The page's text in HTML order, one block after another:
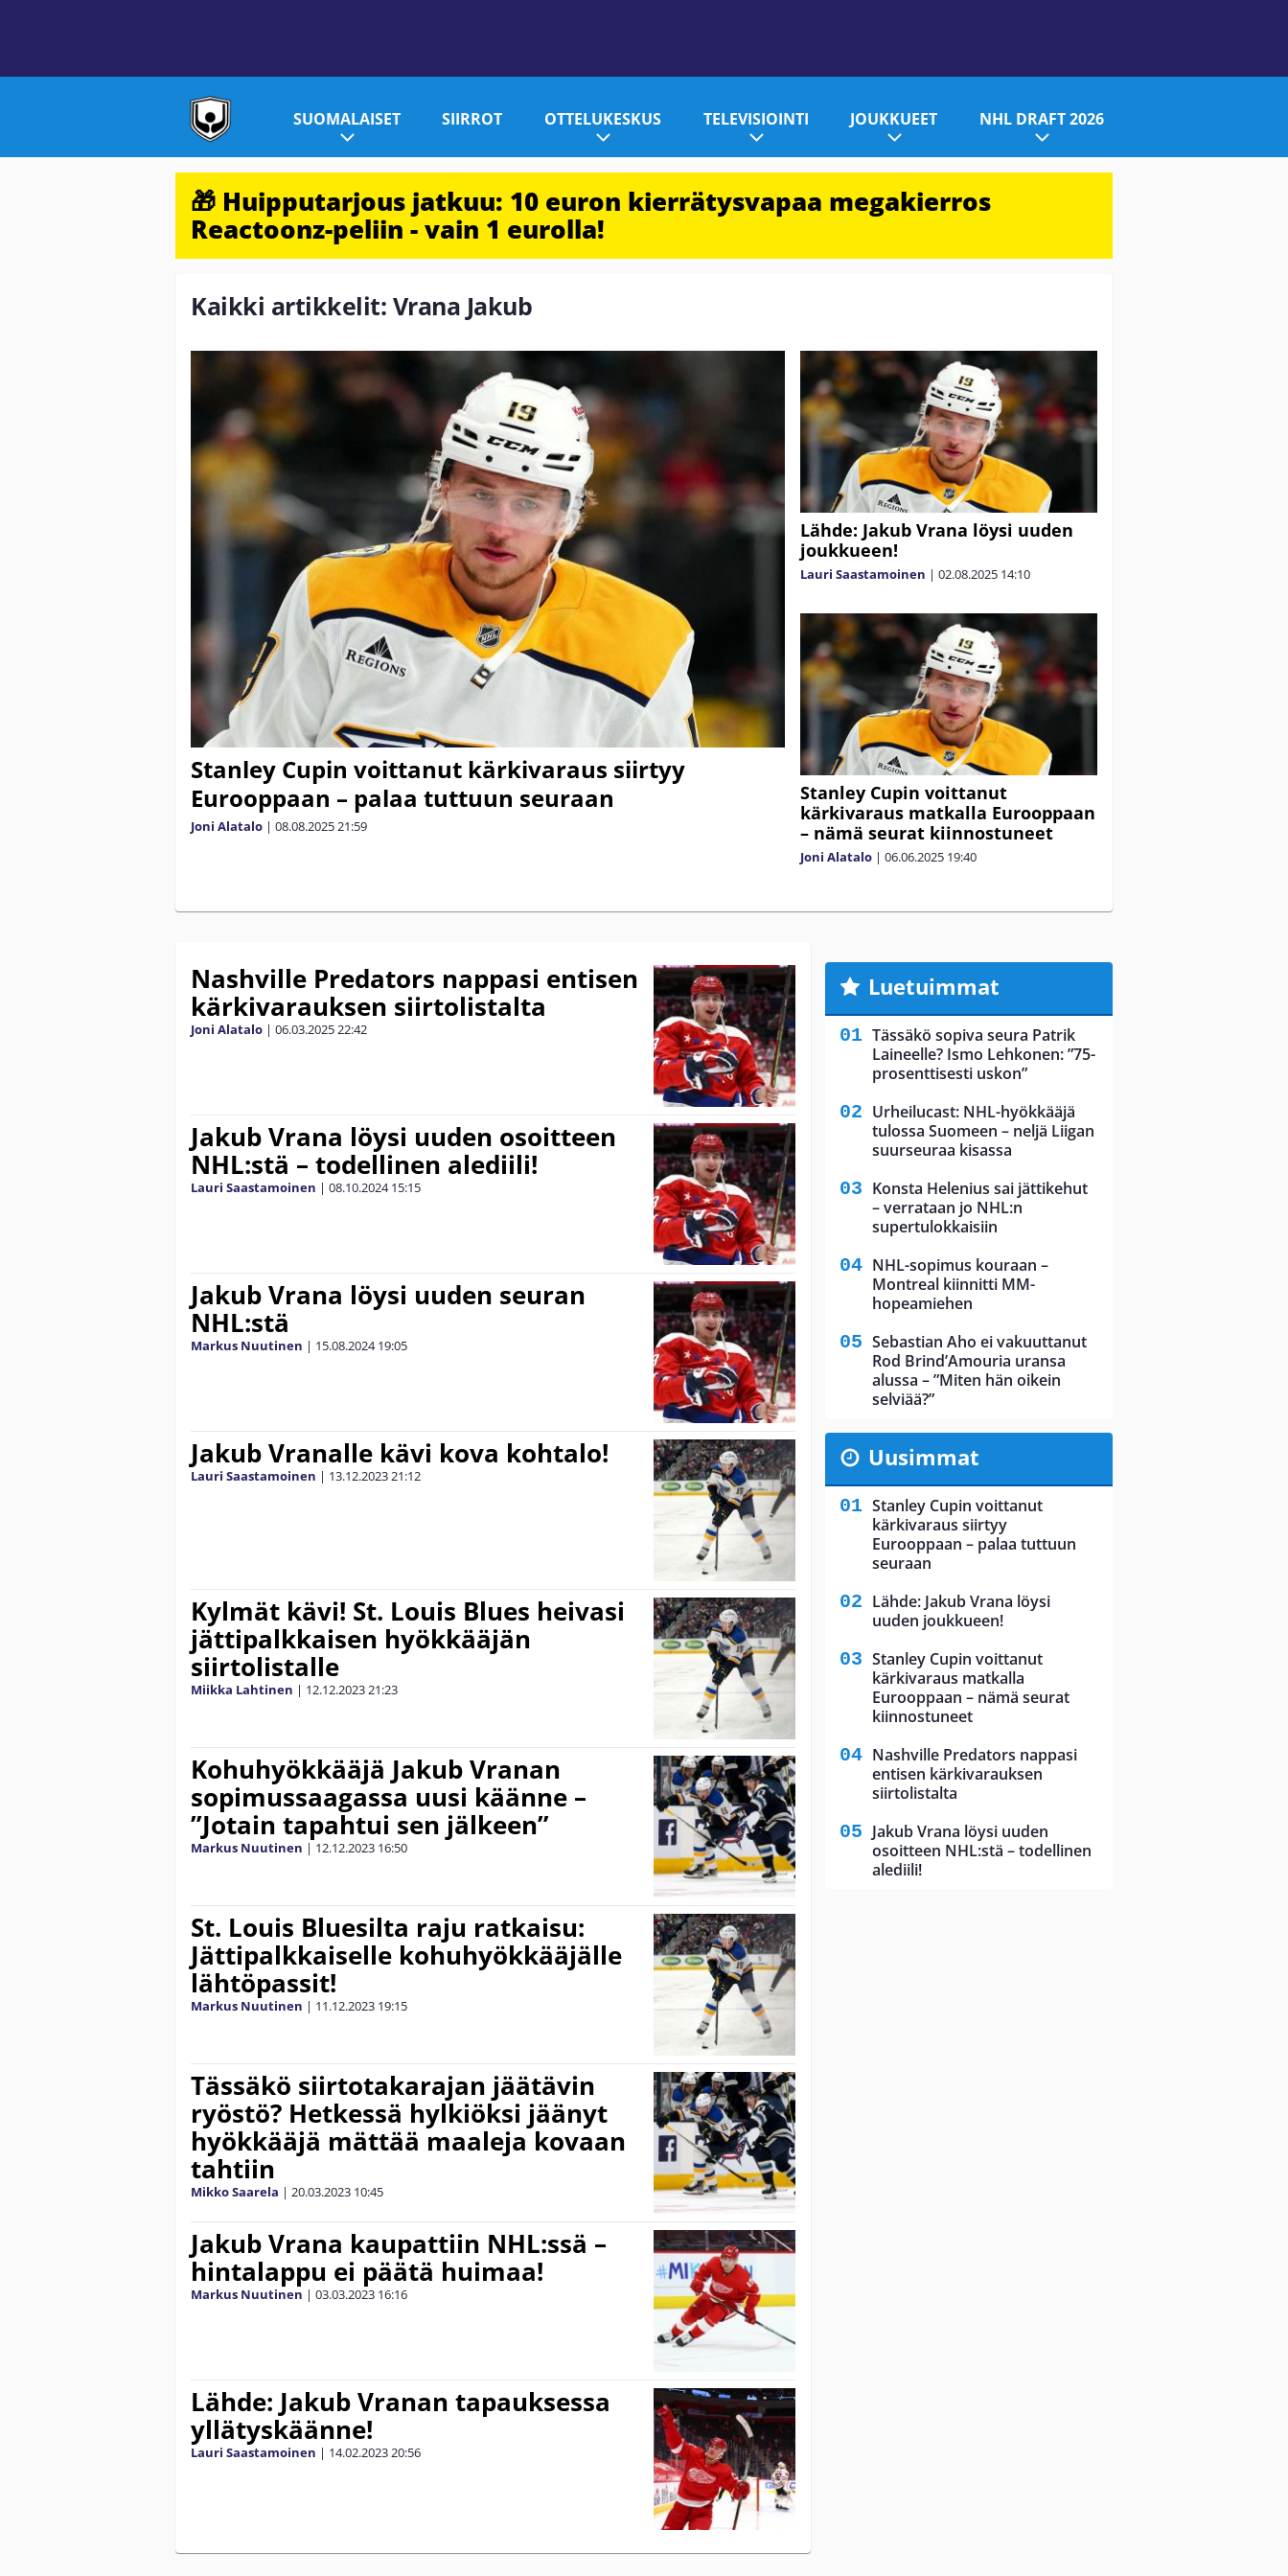
SUOMALAISET SIIRROT OTTELUKESKUS TELEVISIOINTI JOUKKUEET NHL DRAFT 2026
🎁 Huipputarjous jatkuu: 10 euron kierrätysvapaa megakierros
Reactoonz-peliin - vain 1 eurolla!
Kaikki artikkelit: Vrana Jakub
Stanley Cupin voittanut kärkivaraus siirtyy
Eurooppaan – palaa tuttuun seuraan
Joni Alatalo | 08.08.202521:59
Lähde: Jakub Vrana löysi uuden
joukkueen!
Lauri Saastamoinen | 02.08.2025 14:10
Stanley Cupin voittanut
kärkivaraus matkalla Eurooppaan
– nämä seurat kiinnostuneet
Joni Alatalo | 06.06.2025 19:40
Nashville Predators nappasi entisen
kärkivarauksen siirtolistalta
Joni Alatalo | 06.03.202522:42
Jakub Vrana löysi uuden osoitteen
NHL:stä – todellinen alediili!
Lauri Saastamoinen | 08.10.2024 15:15
Jakub Vrana löysi uuden seuran
NHL:stä
Markus Nuutinen | 15.08.2024 19:05
Jakub Vranalle kävi kova kohtalo!
Lauri Saastamoinen | 13.12.202321:12
Kylmät kävi! St. Louis Blues heivasi
jättipalkkaisen hyökkääjän
siirtolistalle
Miikka Lahtinen | 12.12.202321:23
Kohuhyökkääjä Jakub Vranan
sopimussaagassa uusi käänne –
”Jotain tapahtui sen jälkeen”
Markus Nuutinen | 12.12.2023 16:50
St. Louis Bluesilta raju ratkaisu:
Jättipalkkaiselle kohuhyökkääjälle
lähtöpassit!
Markus Nuutinen | 11.12.2023 19:15
Tässäkö siirtotakarajan jäätävin
ryöstö? Hetkessä hylkiöksi jäänyt
hyökkääjä mättää maaleja kovaan
tahtiin
Mikko Saarela | 20.03.2023 10:45
Jakub Vrana kaupattiin NHL:ssä –
hintalappu ei päätä huimaa!
Markus Nuutinen | 03.03.2023 16:16
Lähde: Jakub Vranan tapauksessa
yllätyskäänne!
Lauri Saastamoinen | 14.02.202320:56
Luetuimmat
Tässäkö sopiva seura Patrik
Laineelle? Ismo Lehkonen: ”75-
prosenttisesti uskon”
Urheilucast: NHL-hyökkääjä
tulossa Suomeen – neljä Liigan
suurseuraa kisassa
Konsta Helenius sai jättikehut
– verrataan jo NHL:n
supertulokkaisiin
NHL-sopimus kouraan –
Montreal kiinnitti MM-
hopeamiehen
Sebastian Aho ei vakuuttanut
Rod Brind’Amouria uransa
alussa – ”Miten hän oikein
selviää?”
Uusimmat
Stanley Cupin voittanut
kärkivaraus siirtyy
Eurooppaan – palaa tuttuun
seuraan
Lähde: Jakub Vrana löysi
uuden joukkueen!
Stanley Cupin voittanut
kärkivaraus matkalla
Eurooppaan – nämä seurat
kiinnostuneet
Nashville Predators nappasi
entisen kärkivarauksen
siirtolistalta
Jakub Vrana löysi uuden
osoitteen NHL:stä – todellinen
alediili!